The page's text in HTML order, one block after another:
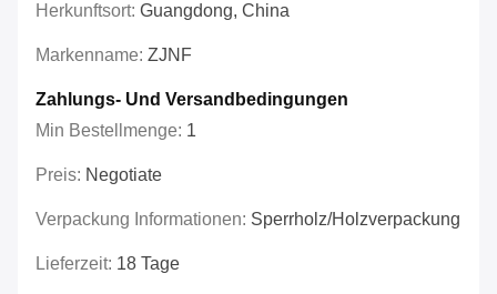
Herkunftsort: Guangdong, China
Markenname: ZJNF
Zahlungs- Und Versandbedingungen
Min Bestellmenge: 1
Preis: Negotiate
Verpackung Informationen: Sperrholz/Holzverpackung
Lieferzeit: 18 Tage